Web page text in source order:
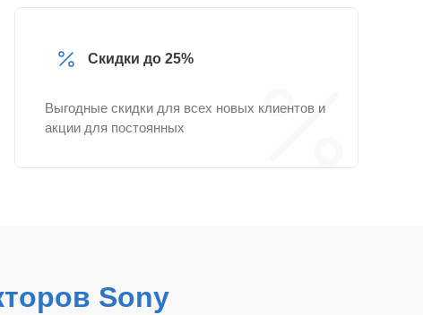
Скидки до 25%
Выгодные скидки для всех новых клиентов и
акции для постоянных
Sony